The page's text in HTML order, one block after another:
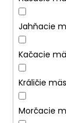
Jahňacie
Kačacie
Králičie
Morčacie